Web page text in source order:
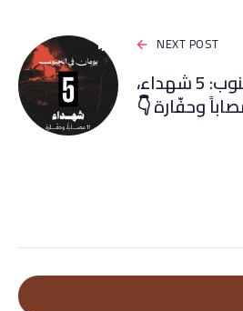
NEXT POST
خبر | يومان في الجنوب: 5 شهداء،